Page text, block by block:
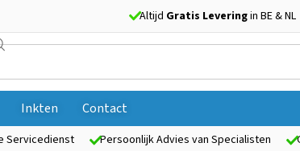
Altijd Gratis Leveringin BE & NL
Inkten Contact
Servicedienst Persoonlijk Advies van Specialisten